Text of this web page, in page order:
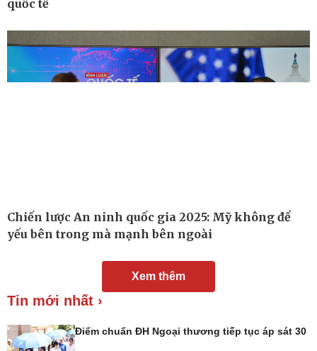
Chuyển đổi số
Làm đẹp - giảm cân
Phòng mạch online
Ăn sạch sống khỏe
quốc tế
Chiến lược An ninh quốc gia 2025: Mỹ không để
yếu bên trong mà mạnh bên ngoài
Xem thêm
Tin mới nhất ›
Điểm chuẩn ĐH Ngoại thương tiếp tục áp sát 30